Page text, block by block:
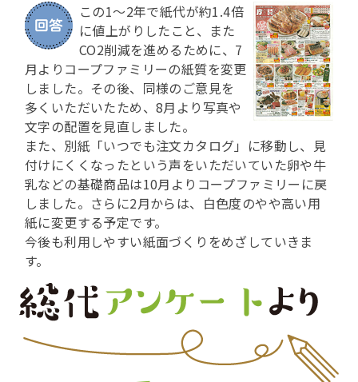
この1～2年で紙代が約1.4倍
に値上がりしたこと、また
CO2削減を進めるために、7
月よりコープファミリーの紙質を変更
しました。その後、同様のご意見を
多くいただいたため、8月より写真や
文字の配置を見直しました。
また、別紙「いつでも注文カタログ」に移動し、見
付けにくくなったという声をいただいていた卵や牛
乳などの基礎商品は10月よりコープファミリーに戻
しました。さらに2月からは、白色度のやや高い用
紙に変更する予定です。
今後も利用しやすい紙面づくりをめざしていきま
す。